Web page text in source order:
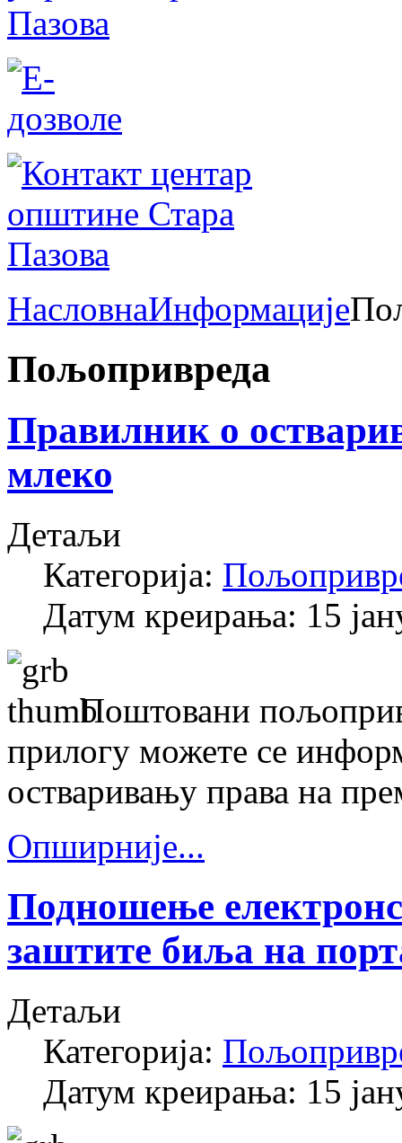
НасловнаИнформације
Пољопривреда
Правилник о
млеко
Детаљи
Категорија:
Датум креирања: 15
Поштовани
прилогу можете се
остваривању права на
Опширније...
Подношење
заштите биља на
Детаљи
Категорија:
Датум креирања: 15